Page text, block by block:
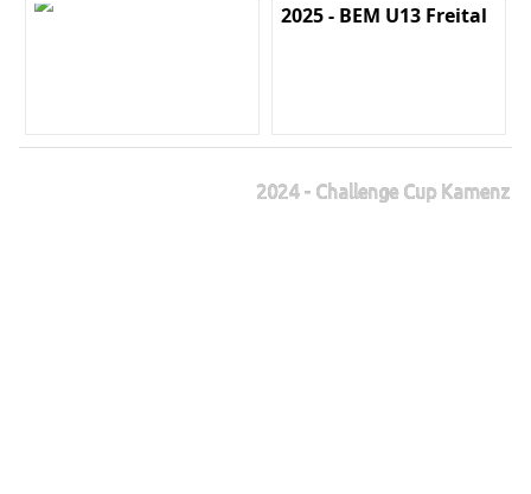
2025 - BEM U13 Freital
2024 - Challenge Cup Kamenz